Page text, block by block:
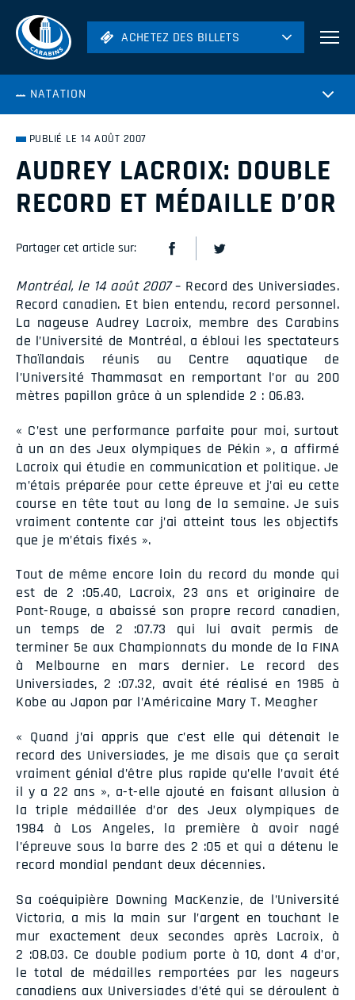
ACHETEZ DES BILLETS
ACHETEZ DES BILLETS
NATATION
PUBLIÉ LE 14 AOÛT 2007
AUDREY LACROIX: DOUBLE
RECORD ET MÉDAILLE D’OR
Partager cet article sur:
Montréal, le 14 août 2007– Record des Universiades.
Record canadien. Et bien entendu, record personnel.
La nageuse Audrey Lacroix, membre des Carabins
de l’Université de Montréal, a ébloui les spectateurs
Thaïlandais réunis au Centre aquatique de
l’Université Thammasat en remportant l’or au 200
mètres papillon grâce à un splendide 2 : 06.83.
« C’est une performance parfaite pour moi, surtout
à un an des Jeux olympiques de Pékin », a affirmé
Lacroix qui étudie en communication et politique. Je
m’étais préparée pour cette épreuve et j’ai eu cette
course en tête tout au long de la semaine. Je suis
vraiment contente car j’ai atteint tous les objectifs
que je m’étais fixés ».
Tout de même encore loin du record du monde qui
est de 2 :05.40, Lacroix, 23 ans et originaire de
Pont-Rouge, a abaissé son propre record canadien,
un temps de 2 :07.73 qui lui avait permis de
terminer 5e aux Championnats du monde de la FINA
à Melbourne en mars dernier. Le record des
Universiades, 2 :07.32, avait été réalisé en 1985 à
Kobe au Japon par l’Américaine Mary T. Meagher
« Quand j’ai appris que c’est elle qui détenait le
record des Universiades, je me disais que ça serait
vraiment génial d’être plus rapide qu’elle l’avait été
il y a 22 ans », a-t-elle ajouté en faisant allusion à
la triple médaillée d’or des Jeux olympiques de
1984 à Los Angeles, la première à avoir nagé
l’épreuve sous la barre des 2 :05 et qui a détenu le
record mondial pendant deux décennies.
Sa coéquipière Downing MacKenzie, de l’Université
Victoria, a mis la main sur l’argent en touchant le
mur exactement deux secondes après Lacroix, à
2 :08.03. Ce double podium porte à 10, dont 4 d’or,
le total de médailles remportées par les nageurs
canadiens aux Universiades d’été qui se déroulent à